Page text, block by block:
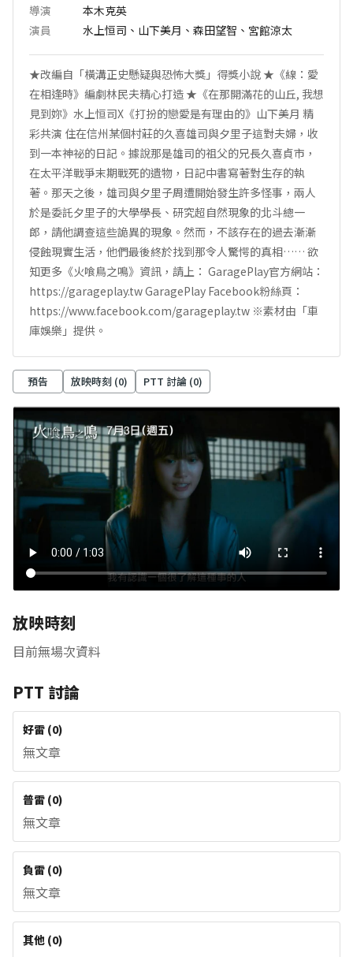
導演
本木克英
演員
水上恒司、山下美月、森田望智、宮館涼太
★改編自「橫溝正史懸疑與恐怖大獎」得獎小說 ★《線：愛
在相逢時》編劇林民夫精心打造 ★《在那開滿花的山丘, 我想
見到妳》水上恒司X《打扮的戀愛是有理由的》山下美月 精
彩共演 住在信州某個村莊的久喜雄司與夕里子這對夫婦，收
到一本神祕的日記。據說那是雄司的祖父的兄長久喜貞市，
在太平洋戰爭末期戰死的遺物，日記中書寫著對生存的執
著。那天之後，雄司與夕里子周遭開始發生許多怪事，兩人
於是委託夕里子的大學學長、研究超自然現象的北斗總一
郎，請他調查這些詭異的現象。然而，不該存在的過去漸漸
侵蝕現實生活，他們最後終於找到那令人驚愕的真相…… 欲
知更多《火喰鳥之鳴》資訊，請上： GaragePlay官方網站：
https://garageplay.tw GaragePlay Facebook粉絲頁：
https://www.facebook.com/garageplay.tw ※素材由「車
庫娛樂」提供。
預告 放映時刻 (0) PTT 討論 (0)
放映時刻
目前無場次資料
PTT 討論
好雷 (0)
無文章
普雷 (0)
無文章
負雷 (0)
無文章
其他 (0)